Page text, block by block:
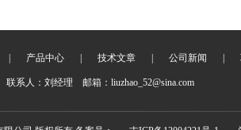
产品中心 技术文章 公司新闻
联系人：刘经理 邮箱：liuzhao_52@sina.com